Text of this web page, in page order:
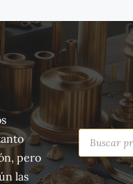
pero
las
Búsqueda
de
productos